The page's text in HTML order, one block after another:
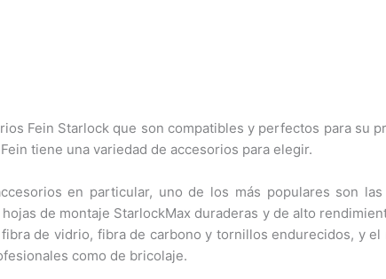
Fein Starlock que son compatibles y perfectos para su
tiene una variedad de accesorios para elegir.
en particular, uno de los más populares son
de montaje StarlockMax duraderas y de alto
de vidrio, fibra de carbono y tornillos endurecidos, y
como de bricolaje.